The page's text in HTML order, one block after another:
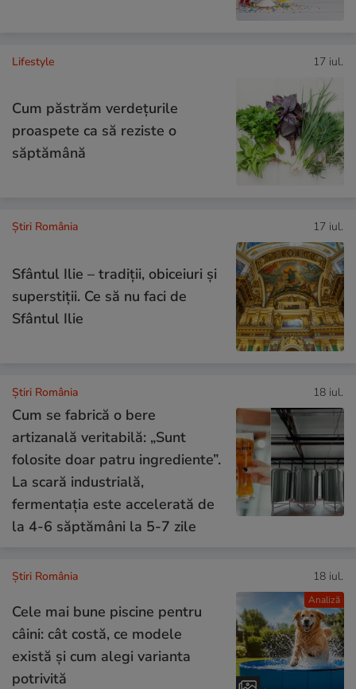
Lifestyle 17 iul.
Cum păstrăm verdețurile
proaspete ca să reziste o
săptămână
Știri România 17 iul.
Sfântul Ilie – tradiții, obiceiuri și
superstiții. Ce să nu faci de
Sfântul Ilie
Știri România 18 iul.
Cum se fabrică o bere
artizanală veritabilă: „Sunt
folosite doar patru ingrediente”.
La scară industrială,
fermentația este accelerată de
la 4-6 săptămâni la 5-7 zile
Analiză
Știri România 18 iul.
Cele mai bune piscine pentru
câini: cât costă, ce modele
există și cum alegi varianta
potrivită